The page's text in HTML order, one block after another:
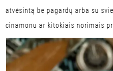
atvėsintą be pagardų arba su
cinamonu ar kitokiais norimais